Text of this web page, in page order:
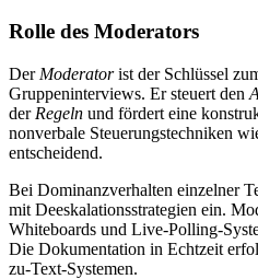
Rolle des Moderators
Der Moderatorist der Schlüssel
Gruppeninterviews. Er steuert den
der Regeln und fördert eine
nonverbale Steuerungstechniken
entscheidend.
Bei Dominanzverhalten einzelner
mit Deeskalationsstrategien ein.
Whiteboards und Live-Polling-
Die Dokumentation in Echtzeit
zu-Text-Systemen.